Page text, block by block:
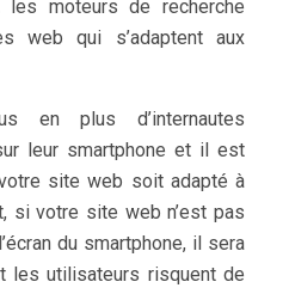
les moteurs de recherche
web qui s’adaptent aux
en plus d’internautes
leur smartphone et il est
site web soit adapté à
si votre site web n’est pas
du smartphone, il sera
les utilisateurs risquent de